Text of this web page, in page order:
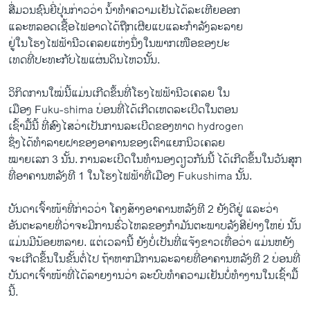
ລາຍງານ
ພາສາຕ່າງໆ
ສື່​ມວນ​ຊົນ​ຍີ່ປຸ່ນ​ກ່າວ​ວ່າ ນໍ້າ​ທໍາ​ຄວາມ​ເຢັນ​ໄດ້​ລະ​ເຫີ​ຍອອກ
ແລະຫລອດເຊື້ອ​ໄຟ​ອາດໄດ້​ຖືກ​ເຜີຍ​ແບ​ແລະ​ກໍາລັງລະລາຍ
ຢູ່ໃນ​ໂຮງ​ໄຟຟ້າ​ນີວ​ເຄລຍ​ແຫ່ງ​ນຶ່ງ​ໃນ​ພາກ​ເໜືອຂອງ​ປະ
ເທດ​ທີ່​ປະ​ທະ​ກັບໄພແຜ່​ນດິນ​ໄຫວ​ນັ້ນ.
ວິ​ກິດ​ການ​ໃໝ່​ນີ້​ແມ່ນ​ເກີດ​ຂຶ້ນ​ທີ່​ໂຮງ​ໄຟຟ້າ​ນີວ​ເຄລຍ​ ​ໃນ
ເມືອງ Fuku-shima ບ່ອນ​ທີ່​ໄດ້​ເກີດ​ເຫດ​ລະ​ເບີດ​ໃນ​ຕອນ
ເຊົ້າ​ມື້​ນີ້​ ທີ່​ສົງ​ໄສ​ວ່າ​ເປັນການ​ລະ​ເບີດ​ຂອງ​ທາດ hydrogen
ຊຶ່ງ​ໄດ້​ທໍາລາຍ​ຝາ​ຂອງອາຄານຂອງ​ເຕົາ​ແຍກ​ນິວ​ເຄລຍ
ໝາຍ​ເລກ​ 3 ນັ້ນ. ການລະ​ເບີດ​ໃນ​ທໍານອງ​ດຽວ​ກັນ​ນີ້​ ໄດ້​ເກີດ​ຂຶ້ນ​ໃນ​ວັນ​ສຸກ​
ທີ່ອາຄານ​ຫລັງ​ທີ 1 ​ໃນ​ໂຮງ​ໄຟຟ້າ​ທີ່ເມືອງ Fukushima ນັ້ນ.
ບັນດາ​ເຈົ້າ​ໜ້າ​ທີ່​ກ່າວ​ວ່າ ​ໂຄງ​ສ້າງ​ອາຄານ​ຫລັງ​ທີ 2 ຍັງ​ດີ​ຢູ່ ​ແລະວ່າ
ອັນຕະລາຍ​ທີ່ວ່າ​ຈະ​ມີ​ການ​ຮົ່ວ​ໄຫລ​ຂອງ​ກໍາ​ມັນ​ຕະພາບ​ລັງສີຢ່າງ​ໃຫຍ່ ນັ້ນ
​ແມ່ນ​ມີ​ນ້ອຍ​ຫລາຍ. ​ແຕ່ເວລາ​ນີ້ ຍັງບໍ່​ເປັນ​ທີ່ແຈ້ງ​ຂາວ​ເທື່ອ​ວ່າ ​ແມ່ນ​ຫຍັງ​
ຈະ​ເກີດ​ຂຶ້ນ​ໃນ​ຂັ້ນຕໍ່​ໄປ ຖ້າ​ຫາກ​ມີ​ການ​ລະລາຍ​ທີ່​ອາຄານ​ຫລັງ​ທີ 2 ບ່ອນ​ທີ່​
ບັນ​ດາເຈົ້າ​ໜ້າ​ທີ່​ໄດ້​ລາຍ​ງານ​ວ່າ ລະບົບ​ທໍາ​ຄວາມ​ເຢັນ​ບໍ່​ທໍາ​ງານ​ໃນ​ເຊົ້າ​ມື້​
ນີ້.